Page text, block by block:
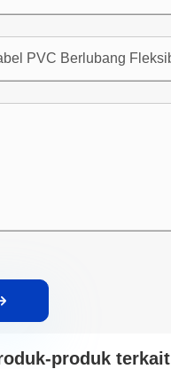
produk terkait